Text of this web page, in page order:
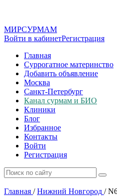
МИРСУРМАМ
Войти в кабинетРегистрация
Главная
Суррогатное материнство
Добавить объявление
Москва
Санкт-Петербург
Канал сурмам и БИО
Клиники
Блог
Избранное
Контакты
Войти
Регистрация
Главная / Нижний Новгород /